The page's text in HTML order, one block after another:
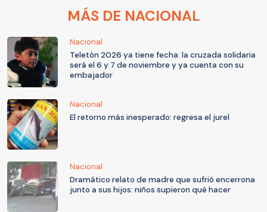
MÁS DE NACIONAL
Nacional
Teletón 2026 ya tiene fecha: la cruzada solidaria
será el 6 y 7 de noviembre y ya cuenta con su
embajador
Nacional
El retorno más inesperado: regresa el jurel
Nacional
Dramático relato de madre que sufrió encerrona
junto a sus hijos: niños supieron qué hacer